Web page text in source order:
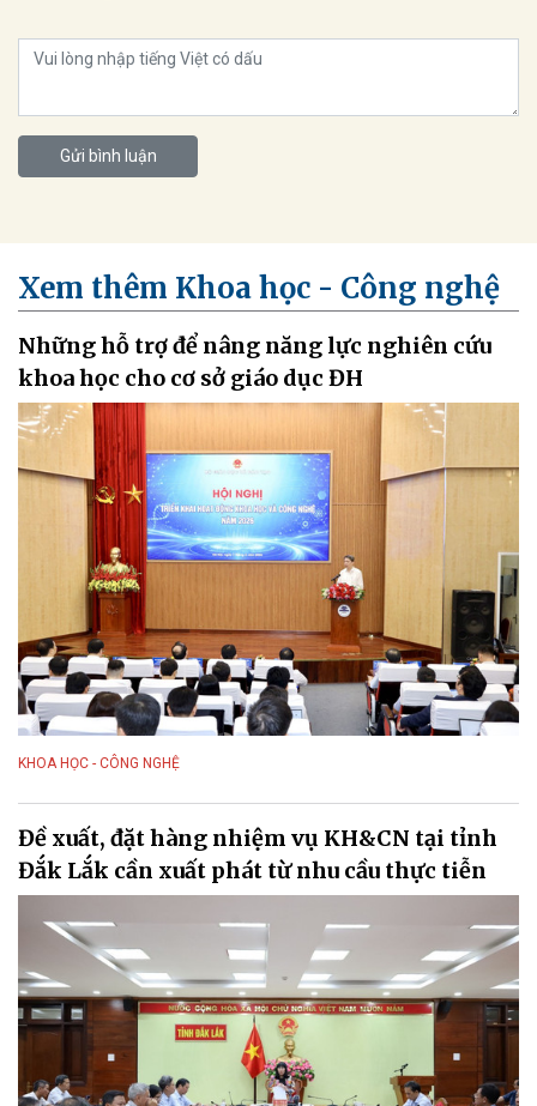
Gửi bình luận
Xem thêm Khoa học - Công nghệ
Những hỗ trợ để nâng năng lực nghiên cứu
khoa học cho cơ sở giáo dục ĐH
KHOA HỌC - CÔNG NGHỆ
Đề xuất, đặt hàng nhiệm vụ KH&CN tại tỉnh
Đắk Lắk cần xuất phát từ nhu cầu thực tiễn